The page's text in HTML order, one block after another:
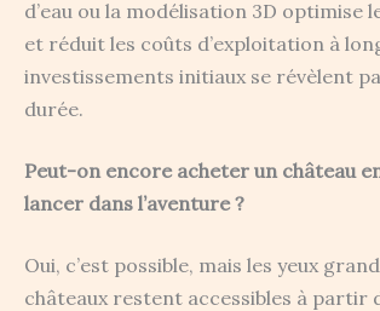
d’eau ou la modélisation 3D optimise
et réduit les coûts d’exploitation à
investissements initiaux se révèlent
durée.
Peut-on encore acheter un château
lancer dans l’aventure ?
Oui, c’est possible, mais les yeux
châteaux restent accessibles à partir